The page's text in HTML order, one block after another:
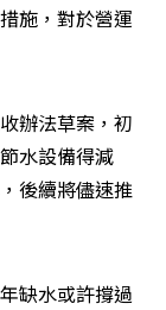
施，對於營運
辦法草案，初
水設備得減
後續將儘速推
缺水或許撐過